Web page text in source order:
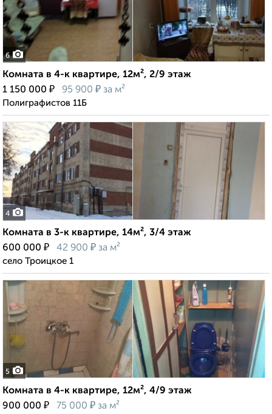
6
Комната в 4-к квартире, 12м², 2/9 этаж
1 150 000 ₽ 95 900 ₽ за м²
Полиграфистов 11Б
4
Комната в 3-к квартире, 14м², 3/4 этаж
600 000 ₽ 42 900 ₽ за м²
село Троицкое 1
5
Комната в 4-к квартире, 12м², 4/9 этаж
900 000 ₽ 75 000 ₽ за м²